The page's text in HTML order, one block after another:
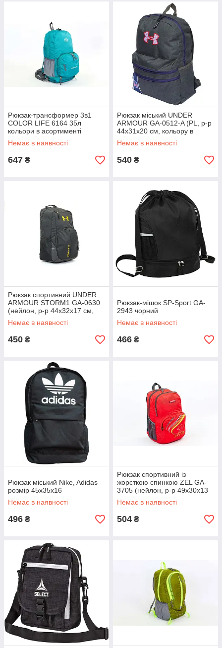
Рюкзак-трансформер 3в1
COLOR LIFE 6164 35л
кольори в асортименті
Немає в наявності
647 ₴
Рюкзак міський UNDER
ARMOUR GA-0512-A (PL, р-р
44x31x20 см, кольору в
асортименті)
Немає в наявності
540 ₴
Рюкзак спортивний UNDER
ARMOUR STORM1 GA-0630
(нейлон, р-р 44х32х17 см,
кольори в асортименті)
Немає в наявності
450 ₴
Рюкзак-мішок SP-Sport GA-
2943 чорний
Немає в наявності
466 ₴
Рюкзак міський Nike, Adidas
розмір 45x35x16
Немає в наявності
496 ₴
Рюкзак спортивний із
жорсткою спинкою ZEL GA-
3705 (нейлон, р-р 49х30х13
см, кольору в асортименті)
Немає в наявності
504 ₴